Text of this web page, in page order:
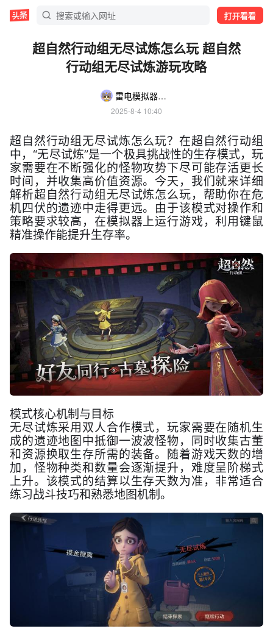
打开看看
超自然行动组无尽试炼怎么玩 超自然
行动组无尽试炼游玩攻略
雷电模拟器游戏攻略菌
2025-8-4 10:40
超自然行动组无尽试炼怎么玩？在超自然行动组
中，“无尽试炼”是一个极具挑战性的生存模式，玩
家需要在不断强化的怪物攻势下尽可能存活更长
时间，并收集高价值资源。今天，我们就来详细
解析超自然行动组无尽试炼怎么玩，帮助你在危
机四伏的遗迹中走得更远。由于该模式对操作和
策略要求较高，在模拟器上运行游戏，利用键鼠
精准操作能提升生存率。
模式核心机制与目标
无尽试炼采用双人合作模式，玩家需要在随机生
成的遗迹地图中抵御一波波怪物，同时收集古董
和资源换取生存所需的装备。随着游戏天数的增
加，怪物种类和数量会逐渐提升，难度呈阶梯式
上升。该模式的结算以生存天数为准，非常适合
练习战斗技巧和熟悉地图机制。